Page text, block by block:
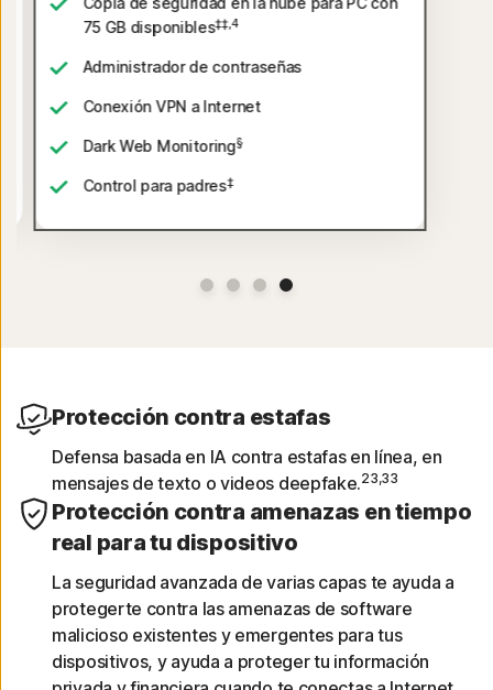
75 GB disponibles‡‡,4
Administrador de contraseñas
Conexión VPN a Internet
Dark Web Monitoring§
Control para padres‡
Protección contra estafas
Defensa basada en IA contra estafas en línea, en
mensajes de texto o videos deepfake.23,33
Protección contra amenazas en tiempo
real para tu dispositivo
La seguridad avanzada de varias capas te ayuda a
protegerte contra las amenazas de software
malicioso existentes y emergentes para tus
dispositivos, y ayuda a proteger tu información